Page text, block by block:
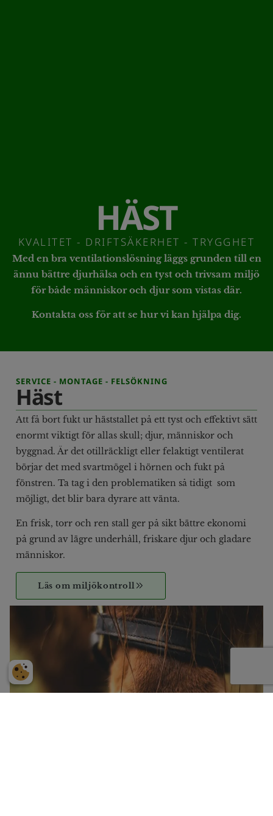
HÄST
KVALITET - DRIFTSÄKERHET - TRYGGHET
Med en bra ventilationslösning läggs grunden till en
ännu bättre djurhälsa och en tyst och trivsam miljö
för både människor och djur som vistas där.
Kontakta oss för att se hur vi kan hjälpa dig.
SERVICE - MONTAGE - FELSÖKNING
Häst
Att få bort fukt ur häststallet på ett tyst och effektivt sätt
enormt viktigt för allas skull; djur, människor och
byggnad. Är det otillräckligt eller felaktigt ventilerat
börjar det med svartmögel i hörnen och fukt på
fönstren. Ta tag i den problematiken så tidigt som
möjligt, det blir bara dyrare att vänta.
En frisk, torr och ren stall ger på sikt bättre ekonomi
på grund av lägre underhåll, friskare djur och gladare
människor.
Läs om miljökontroll